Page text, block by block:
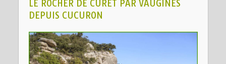
LE ROCHER DE CURET PAR VAUGINES
DEPUIS CUCURON